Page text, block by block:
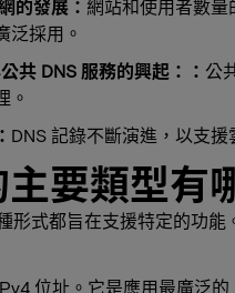
的發展： 網站和使用者數
泛採用。
共 DNS 服務的興起：： 公
。
DNS 記錄不斷演進，以支
要類型有
形式都旨在支援特定的功
位址。它是應用最廣泛